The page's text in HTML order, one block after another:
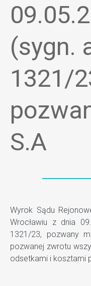
(sygn.
1321/
S.A
Wyrok Sądu
Wrocławiu z dnia
1321/23, pozwany
pozwanej zwrotu
odsetkami i kosztami